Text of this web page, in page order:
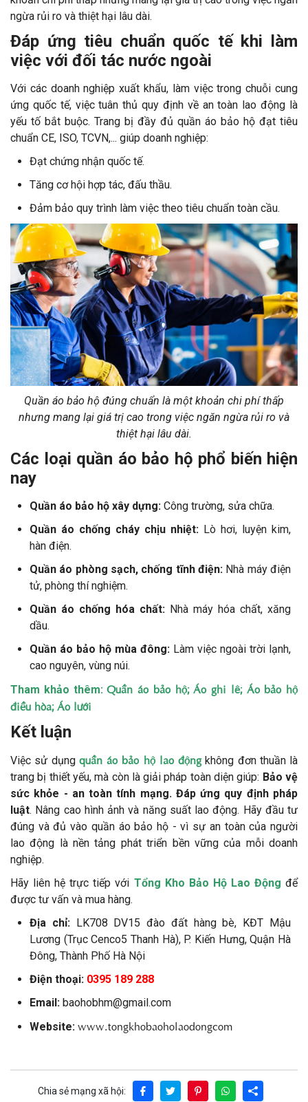
ngừa rủi ro và thiệt hại lâu dài.
Đáp ứng tiêu chuẩn quốc tế khi làm
việc với đối tác nước ngoài
Với các doanh nghiệp xuất khẩu, làm việc trong chuỗi cung
ứng quốc tế, việc tuân thủ quy định về an toàn lao động là
yếu tố bắt buộc. Trang bị đầy đủ quần áo bảo hộ đạt tiêu
chuẩn CE, ISO, TCVN,... giúp doanh nghiệp:
Đạt chứng nhận quốc tế.
Tăng cơ hội hợp tác, đấu thầu.
Đảm bảo quy trình làm việc theo tiêu chuẩn toàn cầu.
Quần áo bảo hộ đúng chuẩn là một khoản chi phí thấp
nhưng mang lại giá trị cao trong việc ngăn ngừa rủi ro và
thiệt hại lâu dài.
Các loại quần áo bảo hộ phổ biến hiện
nay
Quần áo bảo hộ xây dựng: Công trường, sửa chữa.
Quần áo chống cháy chịu nhiệt: Lò hơi, luyện kim,
hàn điện.
Quần áo phòng sạch, chống tĩnh điện: Nhà máy điện
tử, phòng thí nghiệm.
Quần áo chống hóa chất: Nhà máy hóa chất, xăng
dầu.
Quần áo bảo hộ mùa đông: Làm việc ngoài trời lạnh,
cao nguyên, vùng núi.
Tham khảo thêm:Quần áo bảo hộ;Áo ghi lê; Áo bảo hộ
điều hòa; Áo lưới
Kết luận
Việc sử dụng quần áo bảo hộ lao động không đơn thuần là
trang bị thiết yếu, mà còn là giải pháp toàn diện giúp: Bảo vệ
sức khỏe - an toàn tính mạng. Đáp ứng quy định pháp
luật. Nâng cao hình ảnh và năng suất lao động. Hãy đầu tư
đúng và đủ vào quần áo bảo hộ - vì sự an toàn của người
lao động là nền tảng phát triển bền vững của mỗi doanh
nghiệp.
Hãy liên hệ trực tiếp với Tổng Kho Bảo Hộ Lao Động để
được tư vấn và mua hàng.
Địa chỉ:LK708 DV15 đào đất hàng bè, KĐT Mậu
Lương (Trục Cenco5 Thanh Hà), P. Kiến Hưng, Quận Hà
Đông, Thành Phố Hà Nội
Điện thoại: 0395 189 288
Email: ​baohobhm@gmail.com
Website: www.tongkhobaoholaodongcom
Chia sẻ mạng xã hội: